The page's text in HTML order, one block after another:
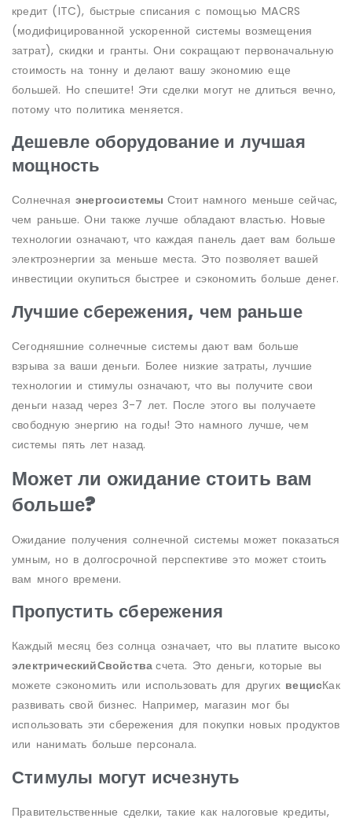
кредит (ITC), быстрые списания с помощью MACRS
(модифицированной ускоренной системы возмещения
затрат), скидки и гранты. Они сокращают первоначальную
стоимость на тонну и делают вашу экономию еще
большей. Но спешите! Эти сделки могут не длиться вечно,
потому что политика меняется.
Дешевле оборудование и лучшая
мощность
Солнечная энергосистемы Стоит намного меньше сейчас,
чем раньше. Они также лучше обладают властью. Новые
технологии означают, что каждая панель дает вам больше
электроэнергии за меньше места. Это позволяет вашей
инвестиции окупиться быстрее и сэкономить больше денег.
Лучшие сбережения, чем раньше
Сегодняшние солнечные системы дают вам больше
взрыва за ваши деньги. Более низкие затраты, лучшие
технологии и стимулы означают, что вы получите свои
деньги назад через 3-7 лет. После этого вы получаете
свободную энергию на годы! Это намного лучше, чем
системы пять лет назад.
Может ли ожидание стоить вам
больше?
Ожидание получения солнечной системы может показаться
умным, но в долгосрочной перспективе это может стоить
вам много времени.
Пропустить сбережения
Каждый месяц без солнца означает, что вы платите высоко
электрическийСвойства счета. Это деньги, которые вы
можете сэкономить или использовать для других вещисКак
развивать свой бизнес. Например, магазин мог бы
использовать эти сбережения для покупки новых продуктов
или нанимать больше персонала.
Стимулы могут исчезнуть
Правительственные сделки, такие как налоговые кредиты,